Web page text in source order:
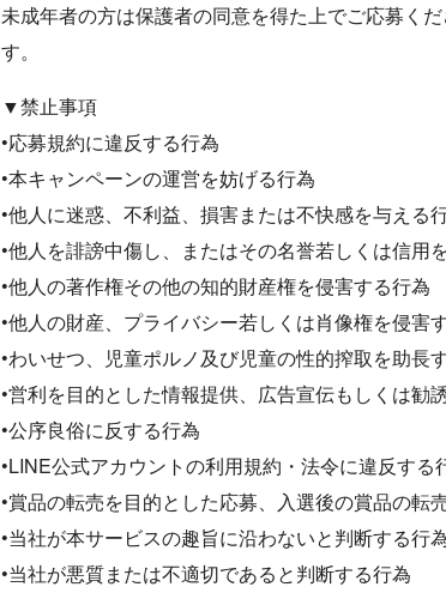
未成年者の⽅は保護者の同意を得た上でご応募く
す。
▼禁止事項
•応募規約に違反する行為
•本キャンペーンの運営を妨げる行為
•他人に迷惑、不利益、損害または不快感を与える
•他人を誹謗中傷し、またはその名誉若しくは信用
•他人の著作権その他の知的財産権を侵害する行為
•他人の財産、プライバシー若しくは肖像権を侵害
•わいせつ、児童ポルノ及び児童の性的搾取を助長
•営利を目的とした情報提供、広告宣伝もしくは勧
•公序良俗に反する行為
•LINE公式アカウントの利用規約・法令に違反する
•賞品の転売を目的とした応募、入選後の賞品の転
•当社が本サービスの趣旨に沿わないと判断する行
•当社が悪質または不適切であると判断する行為